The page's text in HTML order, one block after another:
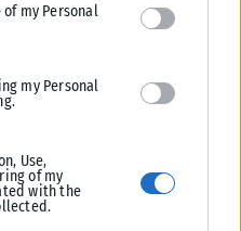
my Personal
my Personal
Use,
of my
with the
στην πρώτη συνεδρία Puppy
την ευεξία, τη χαλάρωση και τη
φορά στη Χαλκιδική. Την...